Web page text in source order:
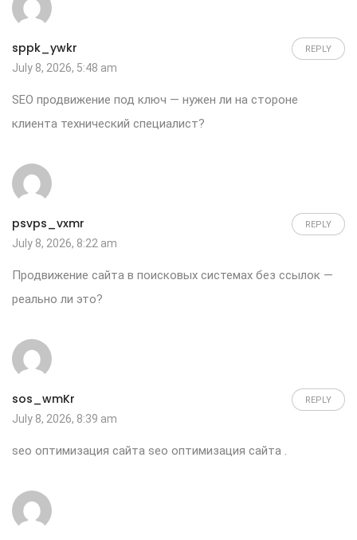
sppk_ywkr REPLY
July 8, 2026, 5:48 am
SEO продвижение под ключ — нужен ли на стороне
клиента технический специалист?
psvps_vxmr REPLY
July 8, 2026, 8:22 am
Продвижение сайта в поисковых системах без ссылок —
реально ли это?
sos_wmKr REPLY
July 8, 2026, 8:39 am
seo оптимизация сайта seo оптимизация сайта .